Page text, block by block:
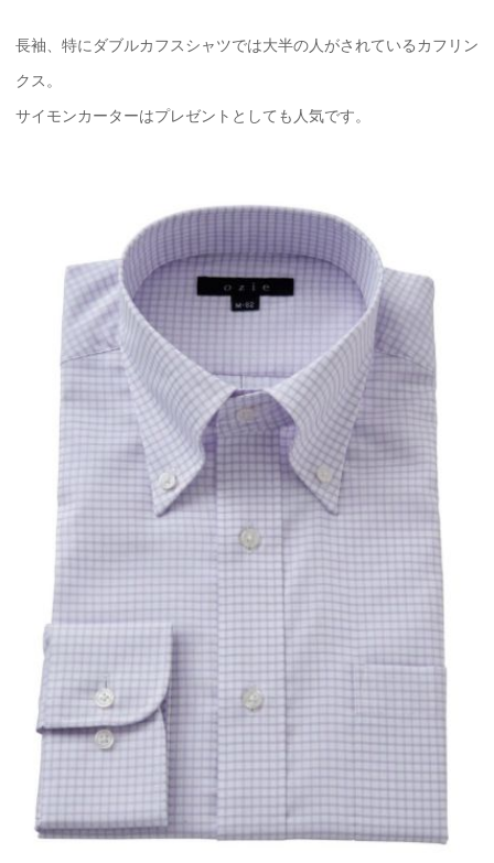
長袖、特にダブルカフスシャツでは大半の人がされているカフリン
クス。
サイモンカーターはプレゼントとしても人気です。